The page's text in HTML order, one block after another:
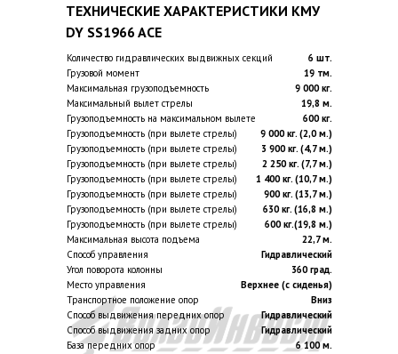
ТЕХНИЧЕСКИЕ ХАРАКТЕРИСТИКИ КМУ
DY SS1966 ACE
Количество гидравлических выдвижных секций
Грузовой момент
Максимальная грузоподъемность
Максимальный вылет стрелы
Грузоподъемность на максимальном вылете
Грузоподъемность (при вылете стрелы)
Грузоподъемность (при вылете стрелы)
Грузоподъемность (при вылете стрелы)
Грузоподъемность (при вылете стрелы)
Грузоподъемность (при вылете стрелы)
Грузоподъемность (при вылете стрелы)
Грузоподъемность (при вылете стрелы)
Максимальная высота подъема
Способ управления
Угол поворота колонны
Место управления
Транспортное положение опор
Способ выдвижения передних опор
Способ выдвижения задних опор
База передних опор
6 шт.
19 тм.
9 000 кг.
19,8 м.
600 кг.
9 000 кг. (2,0 м.)
3 900 кг. (4,7 м.)
2 250 кг. (7,7 м.)
1 400 кг. (10,7 м.)
900 кг. (13,7 м.)
630 кг. (16,8 м.)
600 кг.(19,8 м.)
22,7 м.
Гидравлический
360 град.
Верхнее (с сиденья)
Вниз
Гидравлический
Гидравлический
6 100 м.